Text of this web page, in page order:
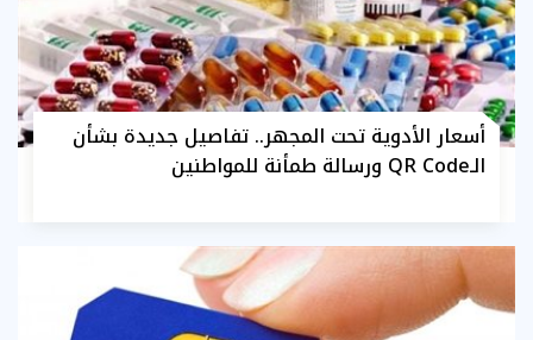
أسعار الأدوية تحت المجهر.. تفاصيل جديدة بشأن
الـQR Code ورسالة طمأنة للمواطنين